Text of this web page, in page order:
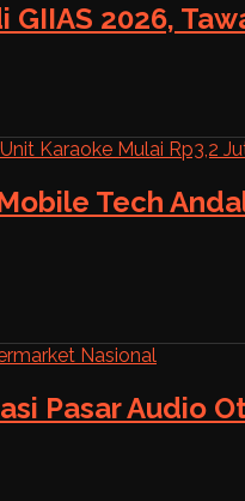
2026,
Tech
Pasar Audio